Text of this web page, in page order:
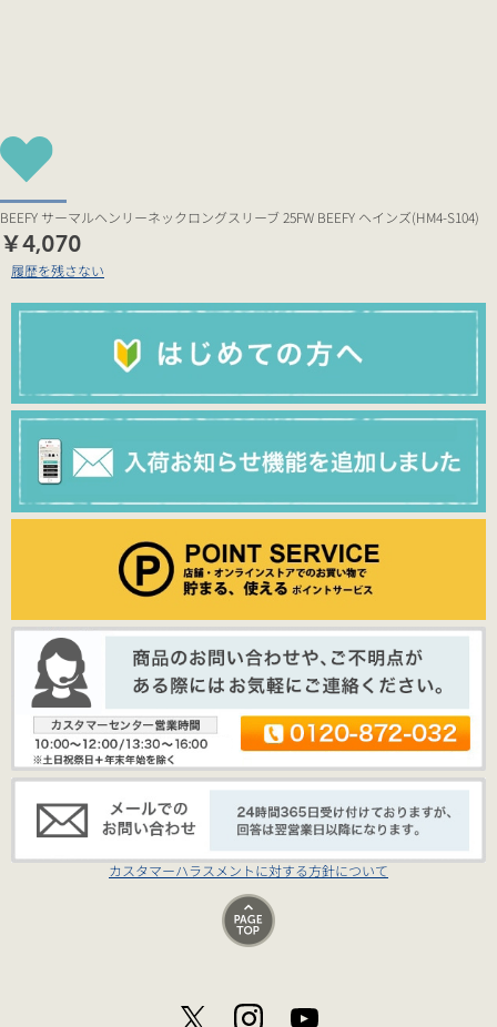
BEEFY サーマルヘンリーネックロングスリーブ 25FW BEEFY ヘインズ(HM4-S104)
￥4,070
履歴を残さない
カスタマーハラスメントに対する方針について